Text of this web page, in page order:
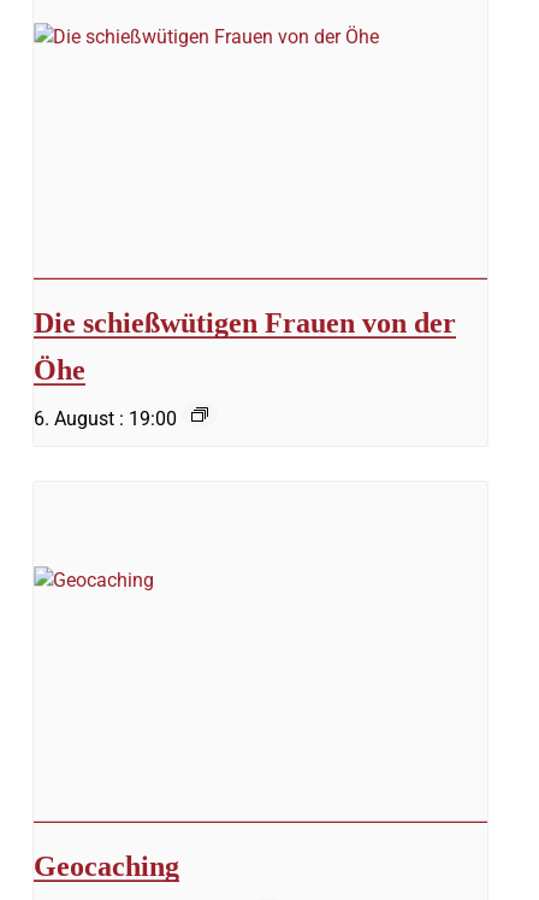
Die schießwütigen Frauen von der
Öhe
6. August : 19:00
Geocaching